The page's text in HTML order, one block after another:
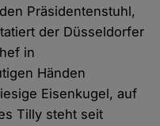
Präsidentenstuhl,
der Düsseldorfer
in
Händen
Eisenkugel, auf
Tilly steht seit